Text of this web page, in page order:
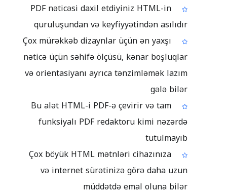
PDF nəticəsi daxil etdiyiniz HTML-in
quruluşundan və keyfiyyətindən asılıdır
Çox mürəkkəb dizaynlar üçün ən yaxşı
nəticə üçün səhifə ölçüsü, kənar boşluqlar
və orientasiyanı ayrıca tənzimləmək lazım
gələ bilər
Bu alət HTML-i PDF-ə çevirir və tam
funksiyalı PDF redaktoru kimi nəzərdə
tutulmayıb
Çox böyük HTML mətnləri cihazınıza
və internet sürətinizə görə daha uzun
müddətdə emal oluna bilər